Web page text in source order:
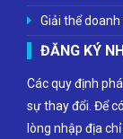
Giải thể doanh
ĐĂNG KÝ
Các quy định
sự thay đổi. Để
lòng nhập địa